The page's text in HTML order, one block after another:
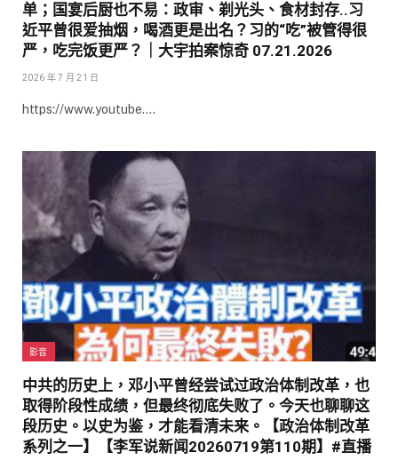
单；国宴后厨也不易：政审、剃光头、食材封存..习
近平曾很爱抽烟，喝酒更是出名？习的“吃”被管得很
严，吃完饭更严？｜大宇拍案惊奇 07.21.2026
2026 年 7 月 21 日
https://www.youtube.…
影音
中共的历史上，邓小平曾经尝试过政治体制改革，也
取得阶段性成绩，但最终彻底失败了。今天也聊聊这
段历史。以史为鉴，才能看清未来。【政治体制改革
系列之一】【李军说新闻20260719第110期】#直播